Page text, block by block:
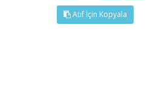
Atıf İçin Kopyala